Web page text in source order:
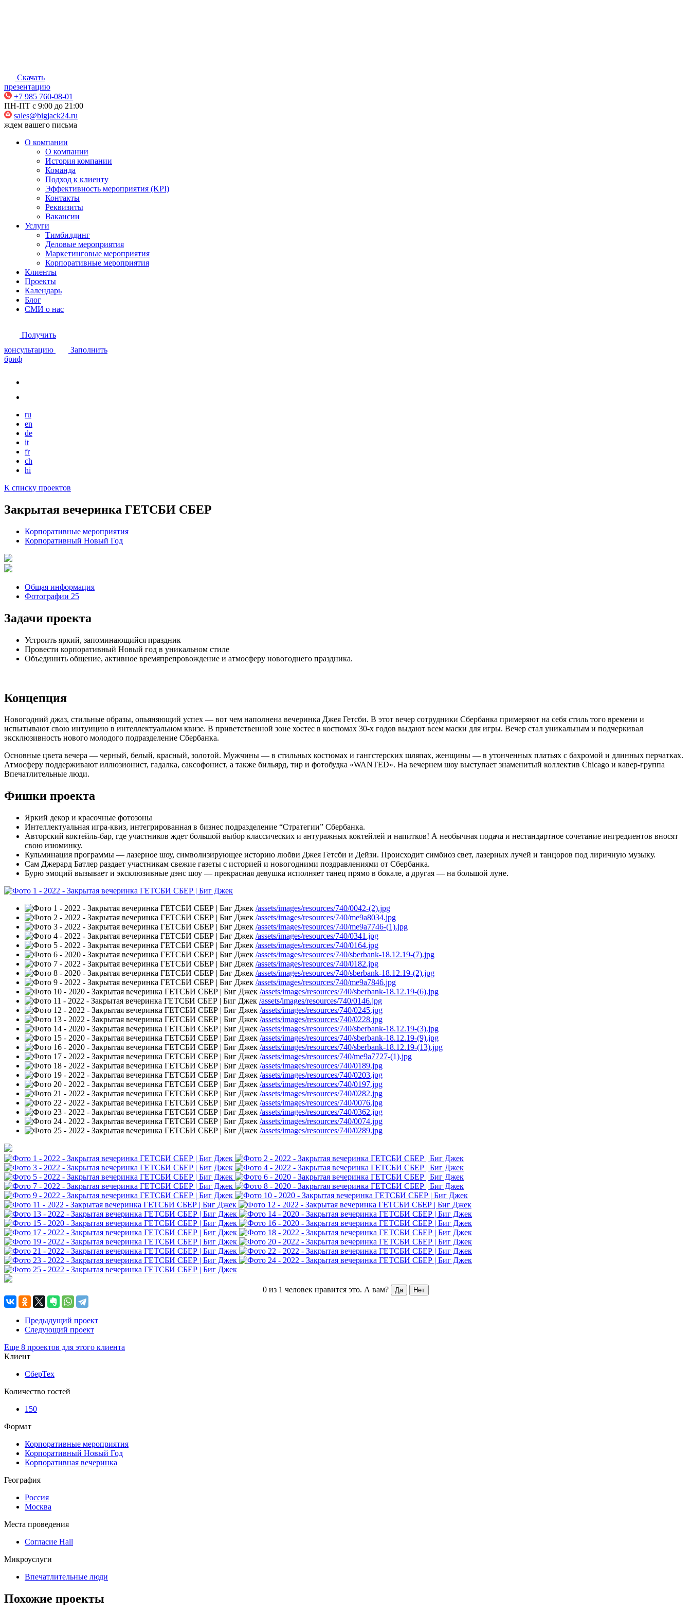
Скачать
презентацию
+7 985 760-08-01
ПН-ПТ c 9:00 до 21:00
sales@bigjack24.ru
ждем вашего письма
О компании
О компании
История компании
Команда
Подход к клиенту
Эффективность мероприятия (KPI)
Контакты
Реквизиты
Вакансии
Услуги
Тимбилдинг
Деловые мероприятия
Маркетинговые мероприятия
Корпоративные мероприятия
Клиенты
Проекты
Календарь
Блог
СМИ о нас
Получить
консультацию
Заполнить
бриф
ru
en
de
it
fr
ch
hi
К списку проектов
Закрытая вечеринка ГЕТСБИ СБЕР
Корпоративные мероприятия
Корпоративный Новый Год
Общая информация
Фотографии 25
Задачи проекта
Устроить яркий, запоминающийся праздник
Провести корпоративный Новый год в уникальном стиле
Объединить общение, активное времяпрепровождение и атмосферу новогоднего праздника.
Концепция
Новогодний джаз, стильные образы, опьяняющий успех — вот чем наполнена вечеринка Джея Гетсби. В этот вечер сотрудники Сбербанка примеряют на себя стиль того времени и
испытывают свою интуицию в интеллектуальном квизе. В приветственной зоне хостес в костюмах 30-х годов выдают всем маски для игры. Вечер стал уникальным и подчеркивал
эксклюзивность нового молодого подразделение Сбербанка.
Основные цвета вечера — черный, белый, красный, золотой. Мужчины — в стильных костюмах и гангстерских шляпах, женщины — в утонченных платьях с бахромой и длинных перчатках.
Атмосферу поддерживают иллюзионист, гадалка, саксофонист, а также бильярд, тир и фотобудка «WANTED». На вечернем шоу выступает знаменитый коллектив Chicago и кавер-группа
Впечатлительные люди.​
Фишки проекта
Яркий декор и красочные фотозоны
Интеллектуальная игра-квиз, интегрированная в бизнес подразделение “Стратегии” Сбербанка.
Авторский коктейль-бар, где участников ждет большой выбор классических и антуражных коктейлей и напитков! А необычная подача и нестандартное сочетание ингредиентов вносят
свою изюминку.
Кульминация программы — лазерное шоу, символизирующее историю любви Джея Гетсби и Дейзи. Происходит симбиоз свет, лазерных лучей и танцоров под лиричную музыку.
Сам Джерард Батлер раздает участникам свежие газеты с историей и новогодними поздравлениями от Сбербанка.
Бурю эмоций вызывает и эксклюзивные дэнс шоу — прекрасная девушка исполняет танец прямо в бокале, а другая — на большой луне.
/assets/images/resources/740/0042-(2).jpg
/assets/images/resources/740/me9a8034.jpg
/assets/images/resources/740/me9a7746-(1).jpg
/assets/images/resources/740/0341.jpg
/assets/images/resources/740/0164.jpg
/assets/images/resources/740/sberbank-18.12.19-(7).jpg
/assets/images/resources/740/0182.jpg
/assets/images/resources/740/sberbank-18.12.19-(2).jpg
/assets/images/resources/740/me9a7846.jpg
/assets/images/resources/740/sberbank-18.12.19-(6).jpg
/assets/images/resources/740/0146.jpg
/assets/images/resources/740/0245.jpg
/assets/images/resources/740/0228.jpg
/assets/images/resources/740/sberbank-18.12.19-(3).jpg
/assets/images/resources/740/sberbank-18.12.19-(9).jpg
/assets/images/resources/740/sberbank-18.12.19-(13).jpg
/assets/images/resources/740/me9a7727-(1).jpg
/assets/images/resources/740/0189.jpg
/assets/images/resources/740/0203.jpg
/assets/images/resources/740/0197.jpg
/assets/images/resources/740/0282.jpg
/assets/images/resources/740/0076.jpg
/assets/images/resources/740/0362.jpg
/assets/images/resources/740/0074.jpg
/assets/images/resources/740/0289.jpg
0 из 1 человек нравится это. А вам? Да Нет
Предыдущий проект
Следующий проект
Еще 8 проектов для этого клиента
Клиент
СберТех
Количество гостей
150
Формат
Корпоративные мероприятия
Корпоративный Новый Год
Корпоративная вечеринка
География
Россия
Москва
Места проведения
Согласие Hall
Микроуслуги
Впечатлительные люди
Похожие проекты